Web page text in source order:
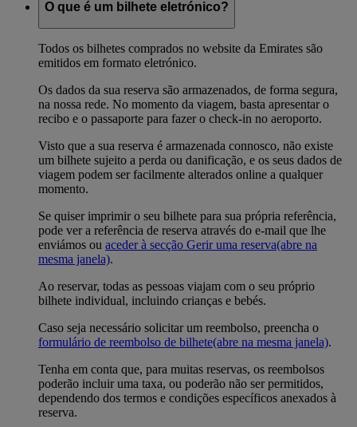
O que é um bilhete eletrónico?
Todos os bilhetes comprados no website da Emirates são
emitidos em formato eletrónico.
Os dados da sua reserva são armazenados, de forma segura,
na nossa rede. No momento da viagem, basta apresentar o
recibo e o passaporte para fazer o check-in no aeroporto.
Visto que a sua reserva é armazenada connosco, não existe
um bilhete sujeito a perda ou danificação, e os seus dados de
viagem podem ser facilmente alterados online a qualquer
momento.
Se quiser imprimir o seu bilhete para sua própria referência,
pode ver a referência de reserva através do e-mail que lhe
enviámos ou aceder à secção Gerir uma reserva(abre na
mesma janela).
Ao reservar, todas as pessoas viajam com o seu próprio
bilhete individual, incluindo crianças e bebés.
Caso seja necessário solicitar um reembolso, preencha o
formulário de reembolso de bilhete(abre na mesma janela).
Tenha em conta que, para muitas reservas, os reembolsos
poderão incluir uma taxa, ou poderão não ser permitidos,
dependendo dos termos e condições específicos anexados à
reserva.